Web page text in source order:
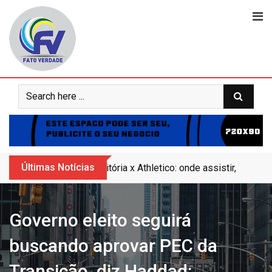
content
Últimas Notícias Vitória x Athletico: onde assistir,
Governo eleito seguirá
buscando aprovar PEC da